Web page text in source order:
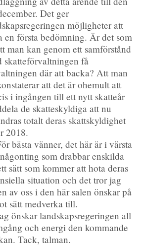
Det ger
möjligheter att
en första bedömning. Är det som
man kan genom ett samförstånd
skatteförvaltningen få
där att backa? Att man
att det är ohemult att
i ingången till ett nytt skatteår
de skatteskyldiga att nu
totalt deras skattskyldighet
2018.
bästa vänner, det här är i värsta
som drabbar enskilda
sätt som kommer att hota deras
situation och det tror jag
av oss i den här salen önskar på
sätt medverka till.
önskar landskapsregeringen all
och energi den kommande
Tack, talman.